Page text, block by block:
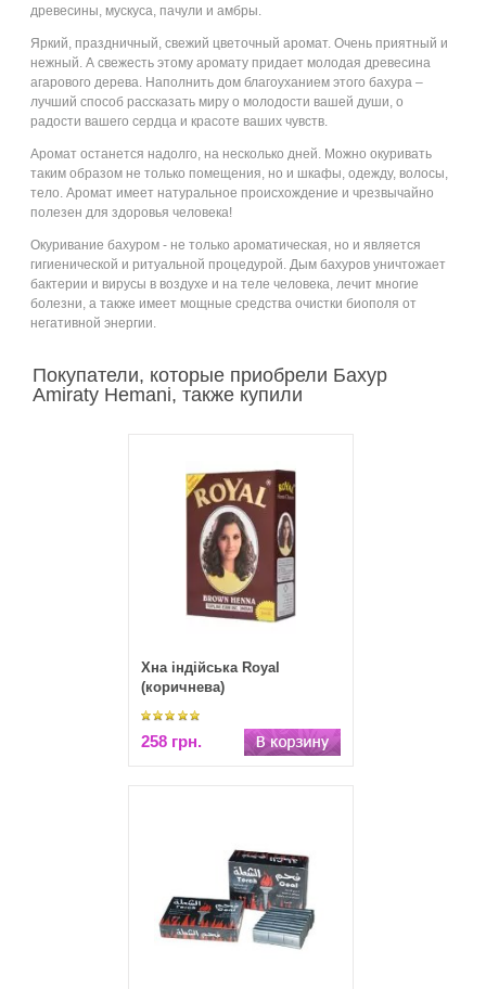
древесины, мускуса, пачули и амбры.
Яркий, праздничный, свежий цветочный аромат. Очень приятный и
нежный. А свежесть этому аромату придает молодая древесина
агарового дерева. Наполнить дом благоуханием этого бахура –
лучший способ рассказать миру о молодости вашей души, о
радости вашего сердца и красоте ваших чувств.
Аромат останется надолго, на несколько дней. Можно окуривать
таким образом не только помещения, но и шкафы, одежду, волосы,
тело. Аромат имеет натуральное происхождение и чрезвычайно
полезен для здоровья человека!
Окуривание бахуром - не только ароматическая, но и является
гигиенической и ритуальной процедурой. Дым бахуров уничтожает
бактерии и вирусы в воздухе и на теле человека, лечит многие
болезни, а также имеет мощные средства очистки биополя от
негативной энергии.
Покупатели, которые приобрели Бахур
Amiraty Hemani, также купили
Хна індійська Royal
(коричнева)
258 грн.